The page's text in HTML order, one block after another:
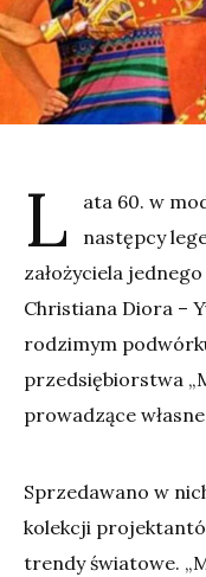
L
ata 60. w
następcy
założyciela
Christiana Diora –
rodzimym
przedsiębiorstwa
prowadzące
Sprzedawano w
kolekcji
trendy światowe.